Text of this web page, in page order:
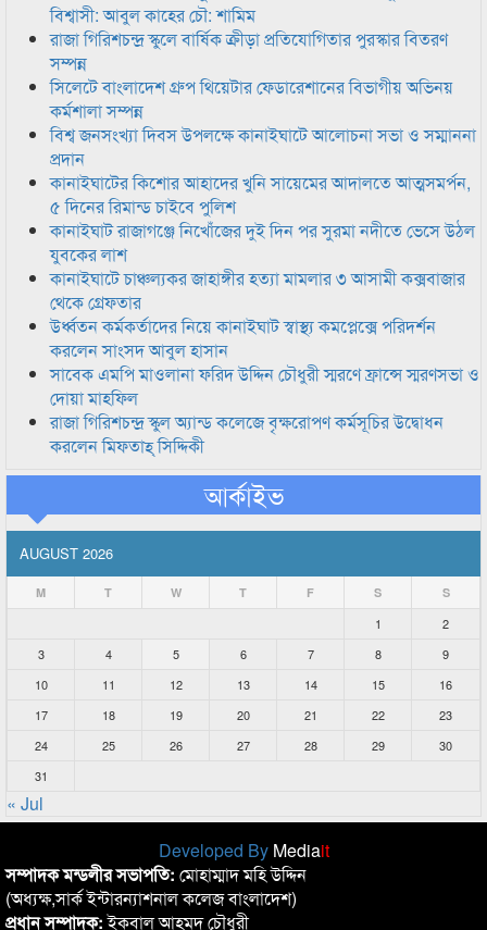
বিশ্বাসী: আবুল কাহের চৌ: শামিম
রাজা গিরিশচন্দ্র স্কুলে বার্ষিক ক্রীড়া প্রতিযোগিতার পুরস্কার বিতরণ
সম্পন্ন
সিলেটে বাংলাদেশ গ্রুপ থিয়েটার ফেডারেশানের বিভাগীয় অভিনয়
কর্মশালা সম্পন্ন
বিশ্ব জনসংখ্যা দিবস উপলক্ষে কানাইঘাটে আলোচনা সভা ও সম্মাননা
প্রদান
কানাইঘাটের কিশোর আহাদের খুনি সায়েমের আদালতে আত্মসমর্পন,
৫ দিনের রিমান্ড চাইবে পুলিশ
কানাইঘাট রাজাগঞ্জে নিখোঁজের দুই দিন পর সুরমা নদীতে ভেসে উঠল
যুবকের লাশ
কানাইঘাটে চাঞ্চল্যকর জাহাঙ্গীর হত্যা মামলার ৩ আসামী কক্সবাজার
থেকে গ্রেফতার
উর্ধ্বতন কর্মকর্তাদের নিয়ে কানাইঘাট স্বাস্থ্য কমপ্লেক্সে পরিদর্শন
করলেন সাংসদ আবুল হাসান
সাবেক এমপি মাওলানা ফরিদ উদ্দিন চৌধুরী স্মরণে ফ্রান্সে স্মরণসভা ও
দোয়া মাহফিল
রাজা গিরিশচন্দ্র স্কুল অ্যান্ড কলেজে বৃক্ষরোপণ কর্মসূচির উদ্বোধন
করলেন মিফতাহ্ সিদ্দিকী
আর্কাইভ
AUGUST 2026
M T W T F S S
1
2
3
4 5 6 7 8
9
10
11 12 13 14 15
16
17
18 19 20 21 22
23
24
25 26 27 28 29
30
31
« Jul
Developed By Mediait
সম্পাদক মন্ডলীর সভাপতি: মোহাম্মাদ মহি উদ্দিন
(অধ্যক্ষ,সার্ক ইন্টারন্যাশনাল কলেজ বাংলাদেশ)
প্রধান সম্পাদক:ইকবাল আহমদ চৌধুরী